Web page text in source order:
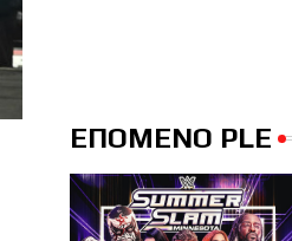
ΕΠΟΜΕΝΟ PLE